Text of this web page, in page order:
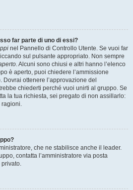
far parte di uno di essi?
nel Pannello di Controllo Utente. Se vuoi far
sul pulsante appropriato. Non sempre
. Alcuni sono chiusi e altri hanno l’elenco
è aperto, puoi chiedere l’ammissione
ottenere l’approvazione del
chiederti perché vuoi unirti al gruppo. Se
la tua richiesta, sei pregato di non assillarlo:
ragioni.
che ne stabilisce anche il leader.
contatta l’amministratore via posta
privato.